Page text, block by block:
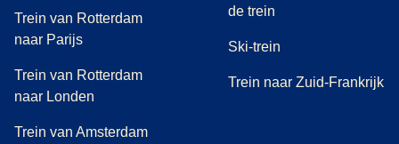
Trein van Rotterdam
naar Parijs
Trein van Rotterdam
naar Londen
Trein van Amsterdam
de trein
Ski-trein
Trein naar Zuid-Frankrijk